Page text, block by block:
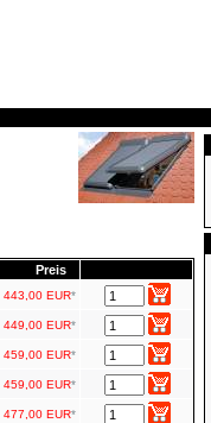
Preis
443,00 EUR*
449,00 EUR*
459,00 EUR*
459,00 EUR*
477,00 EUR*